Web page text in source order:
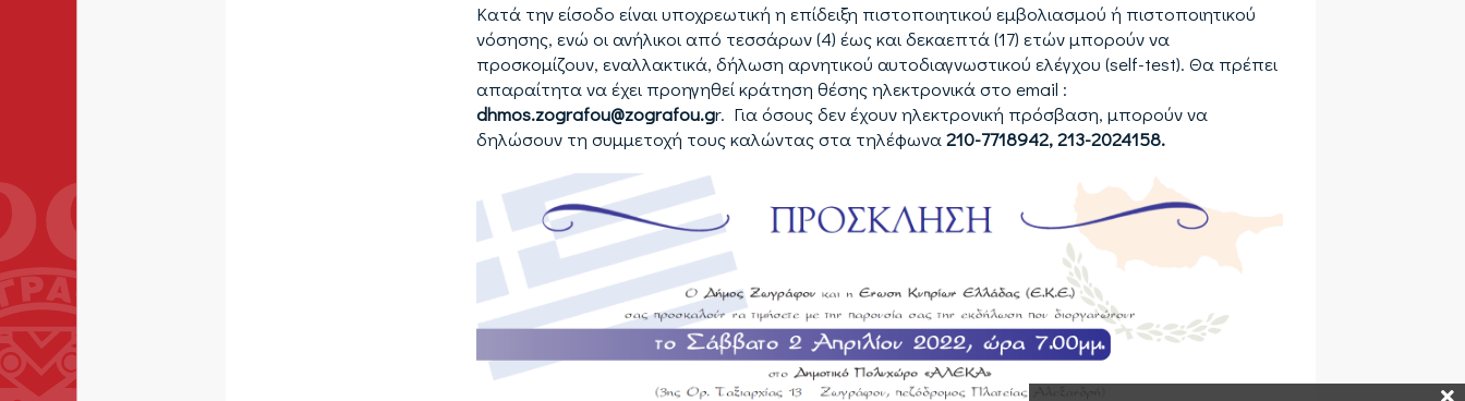
Κατά την είσοδο είναι υποχρεωτική η επίδειξη πιστοποιητικού εμβολιασμού ή πιστοποιητικού
νόσησης, ενώ οι ανήλικοι από τεσσάρων (4) έως και δεκαεπτά (17) ετών μπορούν να
προσκομίζουν, εναλλακτικά, δήλωση αρνητικού αυτοδιαγνωστικού ελέγχου (self-test). Θα πρέπει
απαραίτητα να έχει προηγηθεί κράτηση θέσης ηλεκτρονικά στο email :
dhmos.zografou@zografou.gr. Για όσους δεν έχουν ηλεκτρονική πρόσβαση, μπορούν να
δηλώσουν τη συμμετοχή τους καλώντας στα τηλέφωνα210-7718942, 213-2024158.